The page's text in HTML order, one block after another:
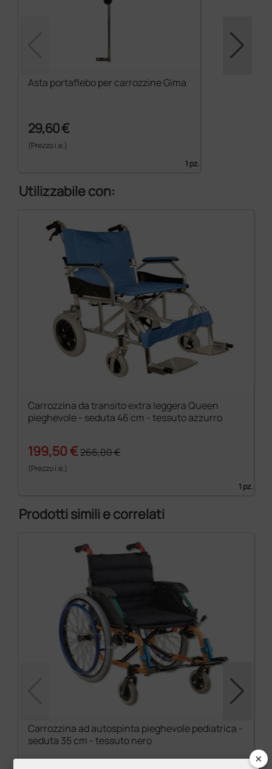
Asta portaflebo per carrozzine Gima
29,60 €
(Prezzo i.e.)
1 pz.
Utilizzabile con:
Carrozzina da transito extra leggera Queen
pieghevole - seduta 46 cm - tessuto azzurro
199,50 €266,00 €
(Prezzo i.e.)
1 pz.
Prodotti simili e correlati
Carrozzina ad autospinta pieghevole pediatrica -
seduta 35 cm - tessuto nero
×